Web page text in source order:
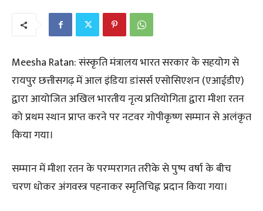
Meesha Ratan: संस्कृति मंत्रालय भारत सरकार के सहयोग से
रायपुर छत्तीसगढ़ में आल इंडिया डांसर्स एसोसिएशन (एआईडीए)
द्वारा आयोजित अखिल भारतीय नृत्य प्रतियोगिता द्वारा मीशा रतन
को प्रथम स्थान प्राप्त करने पर नटवर गोपीकृष्ण सम्मान से अलंकृत
किया गया।
सम्मान में मीशा रतन के परम्परागत तरीके से पुष्प वर्षा के बीच
चरण धोकर अंगवस्त्र पहनाकर स्मृतिचिह्न प्रदान किया गया।